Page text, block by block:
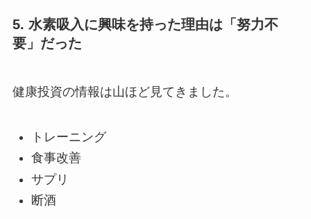
5. 水素吸入に興味を持った理由は「努力不
要」だった
健康投資の情報は山ほど見てきました。
トレーニング
食事改善
サプリ
断酒